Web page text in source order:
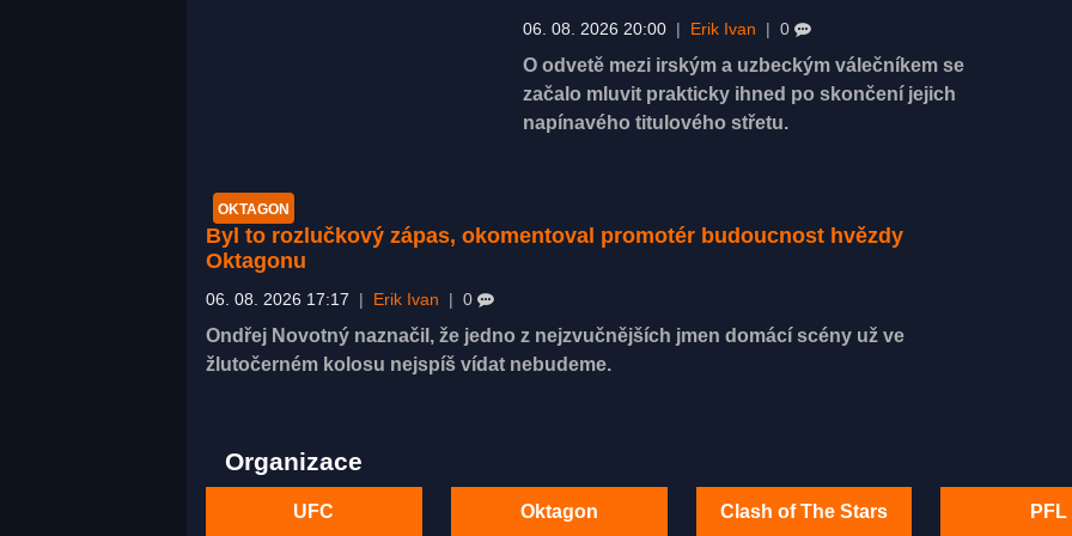
06. 08. 2026 20:00 Erik Ivan 0
O odvetě mezi irským a uzbeckým válečníkem se
začalo mluvit prakticky ihned po skončení jejich
napínavého titulového střetu.
OKTAGON
Byl to rozlučkový zápas, okomentoval promotér budoucnost hvězdy
Oktagonu
06. 08. 2026 17:17 Erik Ivan 0
Ondřej Novotný naznačil, že jedno z nejzvučnějších jmen domácí scény už ve
žlutočerném kolosu nejspíš vídat nebudeme.
Organizace
UFC Oktagon Clash of The Stars PFL